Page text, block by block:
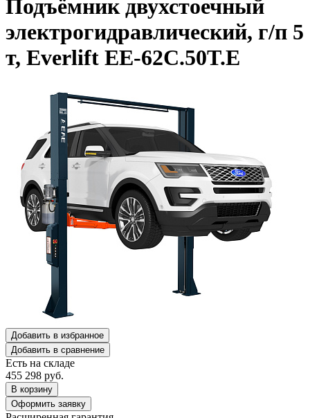
Подъёмник двухстоечный
электрогидравлический, г/п 5
т, Everlift EE-62C.50T.E
Добавить в избранное
Добавить в сравнение
Есть на складе
455 298 руб.
В корзину
Оформить заявку